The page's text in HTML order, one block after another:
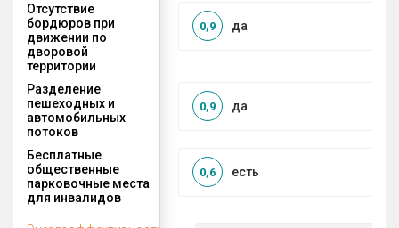
Отсутствие
бордюров при
движении по
дворовой
территории
да
0,9
Разделение
пешеходных и
автомобильных
потоков
да
0,9
Бесплатные
общественные
парковочные места
для инвалидов
есть
0,6